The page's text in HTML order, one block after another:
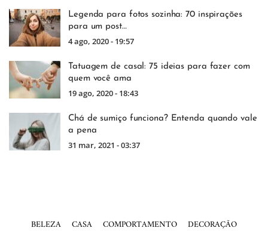
Legenda para fotos sozinha: 70 inspirações
para um post…
4 ago, 2020 - 19:57
Tatuagem de casal: 75 ideias para fazer com
quem você ama
19 ago, 2020 - 18:43
Chá de sumiço funciona? Entenda quando vale
a pena
31 mar, 2021 - 03:37
BELEZA CASA COMPORTAMENTO DECORAÇÃO